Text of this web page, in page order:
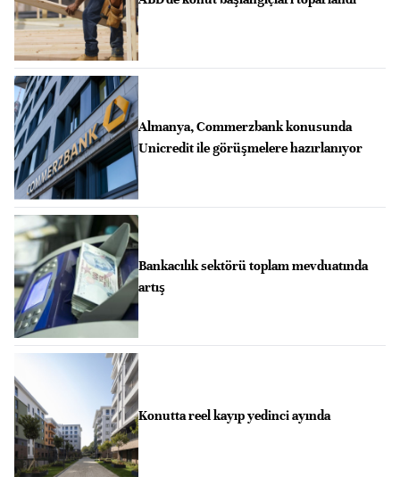
Almanya, Commerzbank konusunda
Unicredit ile görüşmelere hazırlanıyor
Bankacılık sektörü toplam mevduatında
artış
Konutta reel kayıp yedinci ayında